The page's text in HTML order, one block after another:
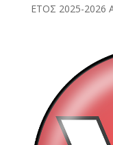
ΕΤΟΣ 2025-2026